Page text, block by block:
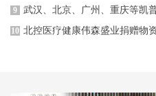
9 武汉、北京、广州、重庆等凯
10 北控医疗健康伟森盛业捐赠物